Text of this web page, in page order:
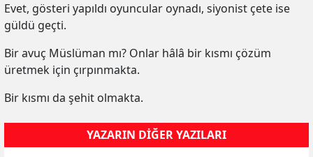
Evet, gösteri yapıldı oyuncular oynadı, siyonist çete ise
güldü geçti.
Bir avuç Müslüman mı? Onlar hâlâ bir kısmı çözüm
üretmek için çırpınmakta.
Bir kısmı da şehit olmakta.
YAZARIN DIĞER YAZILARI